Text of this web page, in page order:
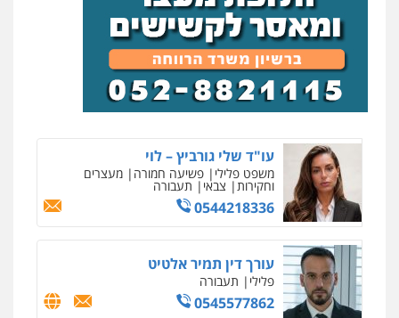
עו"ד שלי גורביץ – לוי
משפט פלילי פשיעה חמורה מעצרים
וחקירות צבאי תעבורה
0544218336
עורך דין תמיר אלטיט
פלילי תעבורה
0545577862
ניר קידר – צלם
צילום עורכי דין שירותים מקצועיים לעורכי
0504578527